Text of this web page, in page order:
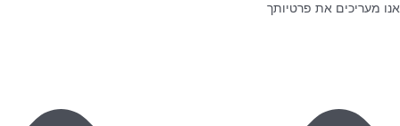
אנו מעריכים את פרטיותך